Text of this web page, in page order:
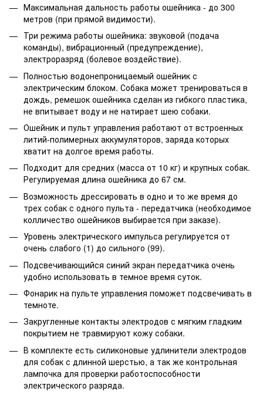
Максимальная дальность работы ошейника - до 300
метров (при прямой видимости).
Три режима работы ошейника: звуковой (подача
команды), вибрационный (предупреждение),
электроразряд (болевое воздействие).
Полностью водонепроницаемый ошейник с
электрическим блоком. Собака может тренироваться в
дождь, ремешок ошейника сделан из гибкого пластика,
не впитывает воду и не натирает шею собаки.
Ошейник и пульт управления работают от встроенных
литий-полимерных аккумуляторов, заряда которых
хватит на долгое время работы.
Подходит для средних (масса от 10 кг) и крупных собак.
Регулируемая длина ошейника до 67 см.
Возможность дрессировать в одно и то же время до
трех собак с одного пульта - передатчика (необходимое
колличество ошейников выбирается при заказе).
Уровень электрического импульса регулируется от
очень слабого (1) до сильного (99).
Подсвечивающийся синий экран передатчика очень
удобно использовать в темное время суток.
Фонарик на пульте управления поможет подсвечивать в
темноте.
Закругленные контакты электродов с мягким гладким
покрытием не травмируют кожу собаки.
В комплекте есть силиконовые удлинители электродов
для собак с длинной шерстью, а так же контрольная
лампочка для проверки работоспособности
электрического разряда.